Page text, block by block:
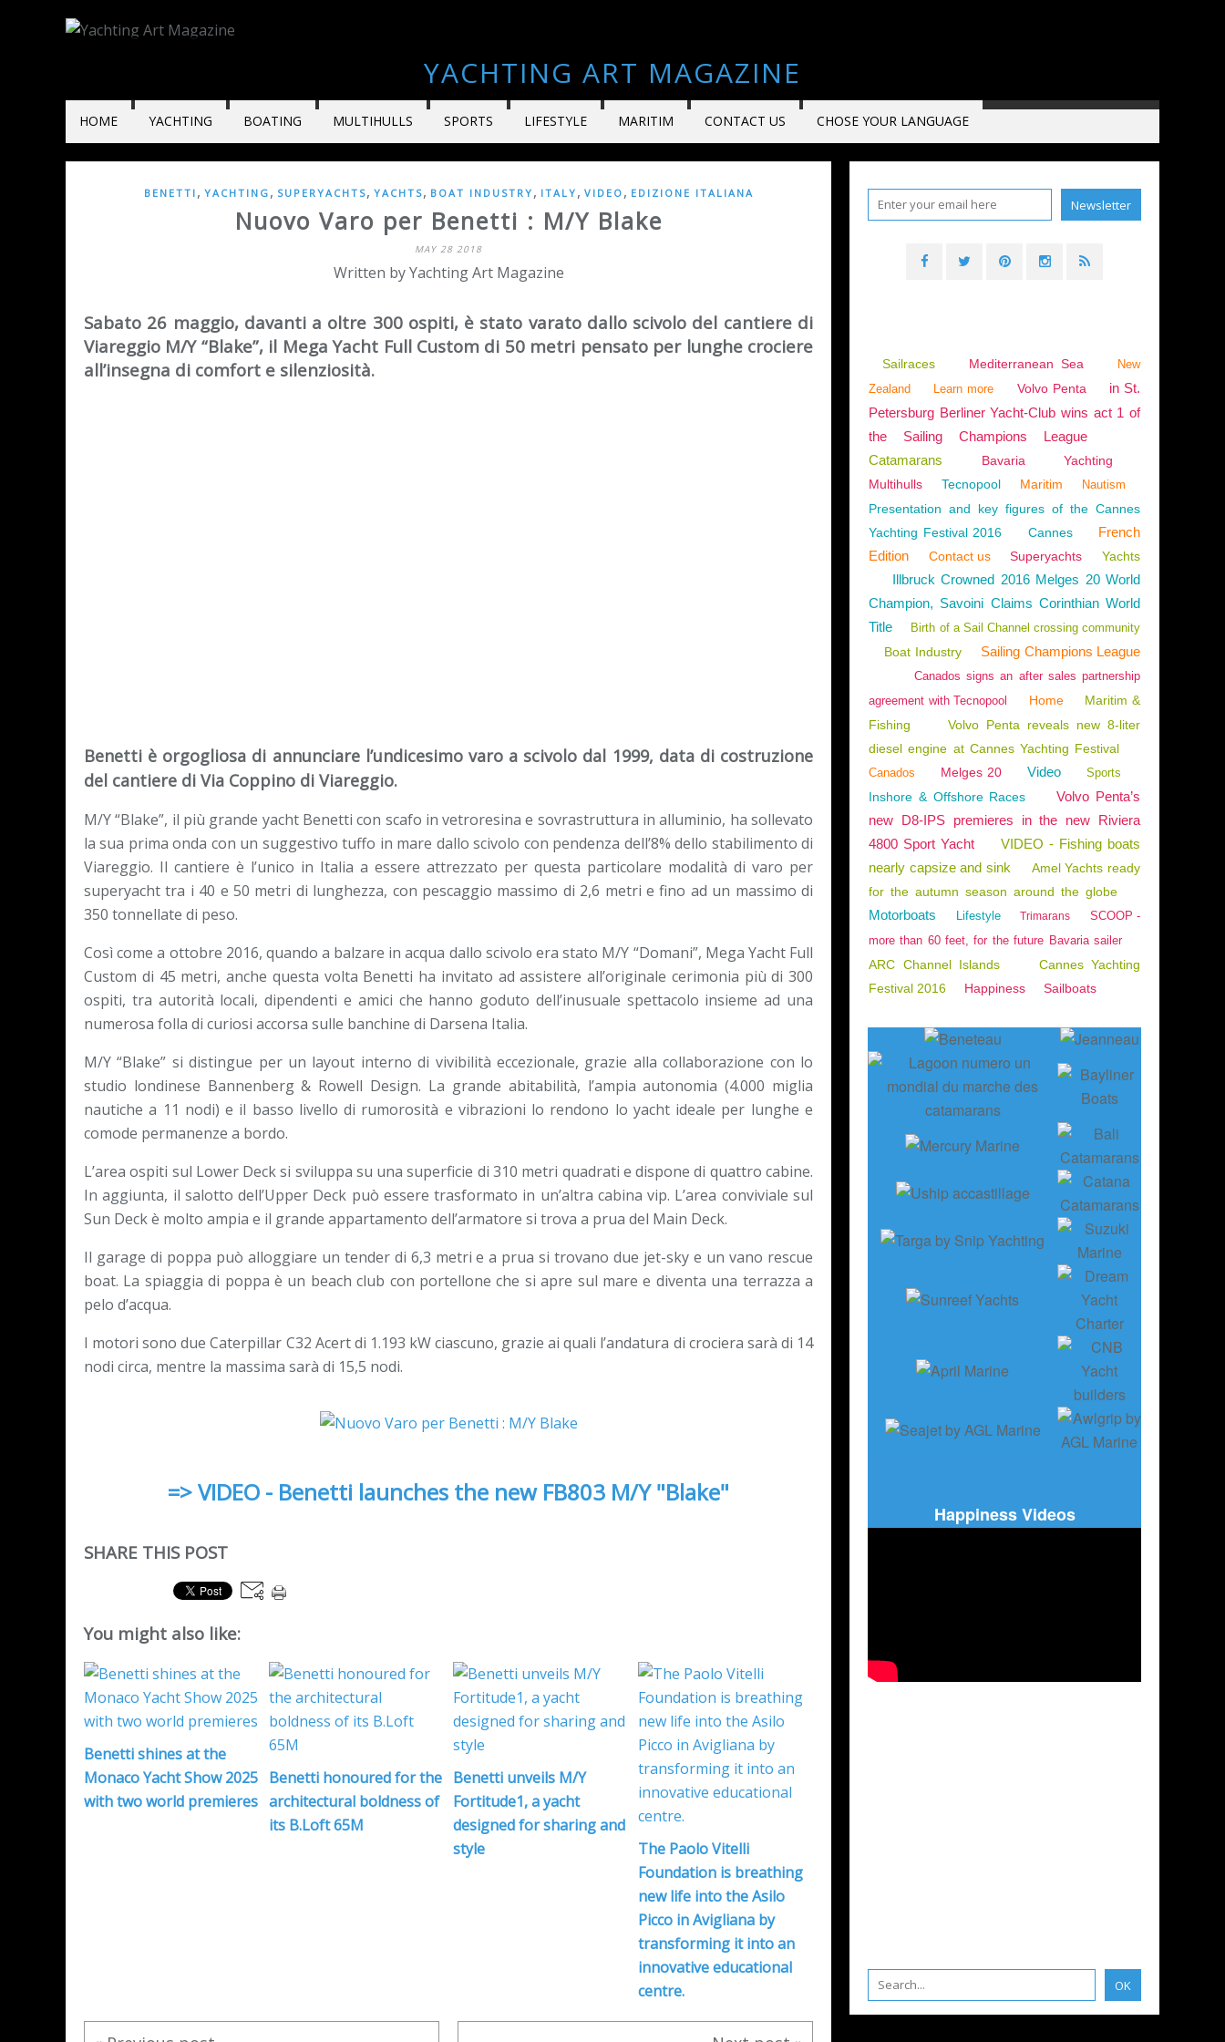
YACHTING ART MAGAZINE
HOME YACHTING BOATING MULTIHULLS SPORTS LIFESTYLE MARITIM CONTACT US CHOSE YOUR LANGUAGE
BENETTI , YACHTING , SUPERYACHTS, YACHTS, BOAT INDUSTRY , ITALY , VIDEO , EDIZIONE ITALIANA
Nuovo Varo per Benetti : M/Y Blake
MAY 28 2018
Written by Yachting Art Magazine
Sabato 26 maggio, davanti a oltre 300 ospiti, è stato varato dallo scivolo del cantiere di
Viareggio M/Y “Blake”, il Mega Yacht Full Custom di 50 metri pensato per lunghe crociere
all’insegna di comfort e silenziosità.
Benetti è orgogliosa di annunciare l’undicesimo varo a scivolo dal 1999, data di costruzione
del cantiere di Via Coppino di Viareggio.
M/Y “Blake”, il più grande yacht Benetti con scafo in vetroresina e sovrastruttura in alluminio, ha sollevato
la sua prima onda con un suggestivo tuffo in mare dallo scivolo con pendenza dell’8% dello stabilimento di
Viareggio. Il cantiere è l’unico in Italia a essere attrezzato per questa particolare modalità di varo per
superyacht tra i 40 e 50 metri di lunghezza, con pescaggio massimo di 2,6 metri e fino ad un massimo di
350 tonnellate di peso.
Così come a ottobre 2016, quando a balzare in acqua dallo scivolo era stato M/Y “Domani”, Mega Yacht Full
Custom di 45 metri, anche questa volta Benetti ha invitato ad assistere all’originale cerimonia più di 300
ospiti, tra autorità locali, dipendenti e amici che hanno goduto dell’inusuale spettacolo insieme ad una
numerosa folla di curiosi accorsa sulle banchine di Darsena Italia.
M/Y “Blake” si distingue per un layout interno di vivibilità eccezionale, grazie alla collaborazione con lo
studio londinese Bannenberg & Rowell Design. La grande abitabilità, l’ampia autonomia (4.000 miglia
nautiche a 11 nodi) e il basso livello di rumorosità e vibrazioni lo rendono lo yacht ideale per lunghe e
comode permanenze a bordo.
L’area ospiti sul Lower Deck si sviluppa su una superficie di 310 metri quadrati e dispone di quattro cabine.
In aggiunta, il salotto dell’Upper Deck può essere trasformato in un’altra cabina vip. L’area conviviale sul
Sun Deck è molto ampia e il grande appartamento dell’armatore si trova a prua del Main Deck.
Il garage di poppa può alloggiare un tender di 6,3 metri e a prua si trovano due jet-sky e un vano rescue
boat. La spiaggia di poppa è un beach club con portellone che si apre sul mare e diventa una terrazza a
pelo d’acqua.
I motori sono due Caterpillar C32 Acert di 1.193 kW ciascuno, grazie ai quali l’andatura di crociera sarà di 14
nodi circa, mentre la massima sarà di 15,5 nodi.
=> VIDEO - Benetti launches the new FB803 M/Y "Blake"
SHARE THIS POST
You might also like:
Benetti shines at the
Monaco Yacht Show 2025
with two world premieres
Benetti honoured for the
architectural boldness of
its B.Loft 65M
Benetti unveils M/Y
Fortitude1, a yacht
designed for sharing and
style
The Paolo Vitelli
Foundation is breathing
new life into the Asilo
Picco in Avigliana by
transforming it into an
innovative educational
centre.
Sailraces Mediterranean Sea
New
Zealand
Learn more Volvo Penta
in St.
Petersburg Berliner Yacht-Club wins act 1 of
the Sailing Champions League
Catamarans
Bavaria
Yachting
Multihulls
Tecnopool Maritim Nautism
Presentation and key figures of the Cannes
Yachting Festival 2016
Cannes
French
Edition
Contact us Superyachts Yachts
Illbruck Crowned 2016 Melges 20 World
Champion, Savoini Claims Corinthian World
Title
Birth of a Sail Channel crossing community
Boat Industry Sailing Champions League
Canados signs an after sales partnership
agreement with Tecnopool
Home
Maritim &
Fishing
Volvo Penta reveals new 8-liter
diesel engine at Cannes Yachting Festival
Canados Melges 20 Video Sports
Inshore & Offshore Races
Volvo Penta’s
new D8-IPS premieres in the new Riviera
4800 Sport Yacht
VIDEO - Fishing boats
nearly capsize and sink
Amel Yachts ready
for the autumn season around the globe
Motorboats Lifestyle Trimarans
SCOOP -
more than 60 feet, for the future Bavaria sailer
ARC Channel Islands
Cannes Yachting
Festival 2016
Happiness Sailboats
Happiness Videos